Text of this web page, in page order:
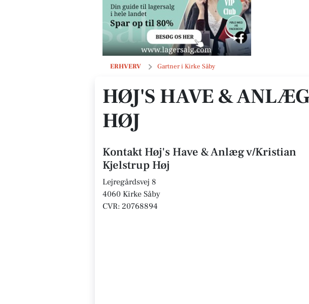
ERHVERV Gartner i Kirke Såby
Høj's Have & Anlæg v/Kristian Kjelstrup Høj
HØJ'S HAVE &
HØJ
Kontakt Høj's Have & Anlæg v/Kristian
Kjelstrup Høj
Lejregårdsvej 8
4060 Kirke Såby
CVR: 20768894